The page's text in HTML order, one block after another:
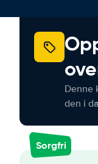
Denne
den i
Sorgfri